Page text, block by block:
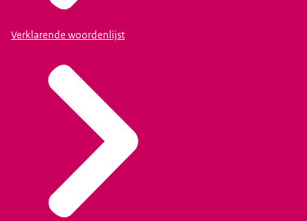
Verklarende woordenlijst